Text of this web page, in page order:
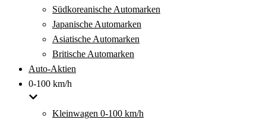
Südkoreanische Automarken
Japanische Automarken
Asiatische Automarken
Britische Automarken
Auto-Aktien
0-100 km/h
Kleinwagen 0-100 km/h